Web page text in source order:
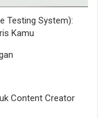
Testing System):
Kamu
Content Creator